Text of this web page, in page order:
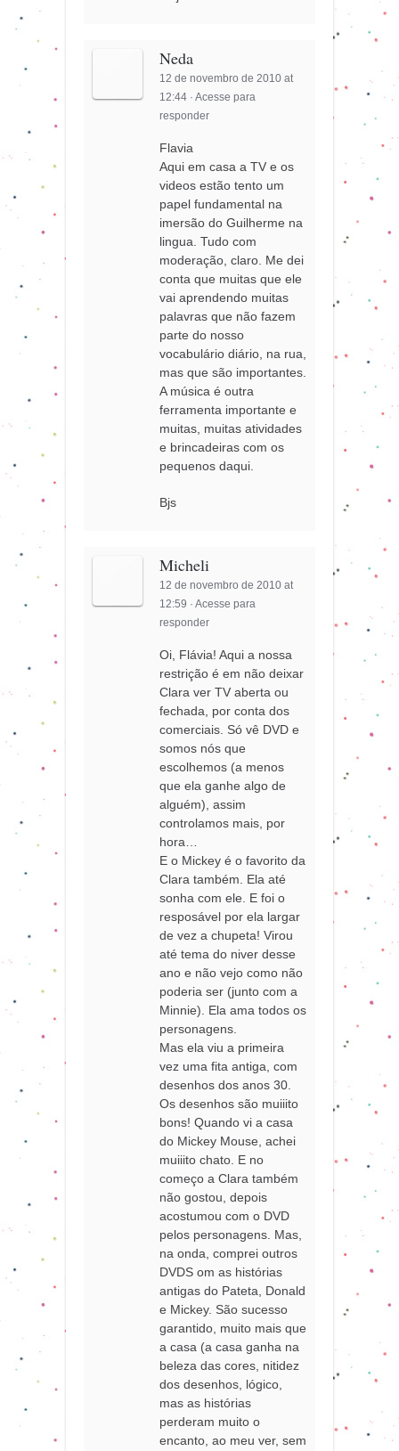
Neda
12 de novembro de 2010 at
12:44 ·Acesse para
responder
Flavia
Aqui em casa a TV e os
videos estão tento um
papel fundamental na
imersão do Guilherme na
lingua. Tudo com
moderação, claro. Me dei
conta que muitas que ele
vai aprendendo muitas
palavras que não fazem
parte do nosso
vocabulário diário, na rua,
mas que são importantes.
A música é outra
ferramenta importante e
muitas, muitas atividades
e brincadeiras com os
pequenos daqui.
Bjs
Micheli
12 de novembro de 2010 at
12:59 ·Acesse para
responder
Oi, Flávia! Aqui a nossa
restrição é em não deixar
Clara ver TV aberta ou
fechada, por conta dos
comerciais. Só vê DVD e
somos nós que
escolhemos (a menos
que ela ganhe algo de
alguém), assim
controlamos mais, por
hora…
E o Mickey é o favorito da
Clara também. Ela até
sonha com ele. E foi o
resposável por ela largar
de vez a chupeta! Virou
até tema do niver desse
ano e não vejo como não
poderia ser (junto com a
Minnie). Ela ama todos os
personagens.
Mas ela viu a primeira
vez uma fita antiga, com
desenhos dos anos 30.
Os desenhos são muiiito
bons! Quando vi a casa
do Mickey Mouse, achei
muiiito chato. E no
começo a Clara também
não gostou, depois
acostumou com o DVD
pelos personagens. Mas,
na onda, comprei outros
DVDS om as histórias
antigas do Pateta, Donald
e Mickey. São sucesso
garantido, muito mais que
a casa (a casa ganha na
beleza das cores, nitidez
dos desenhos, lógico,
mas as histórias
perderam muito o
encanto, ao meu ver, sem